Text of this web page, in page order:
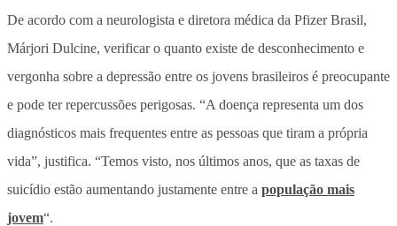
De acordo com a neurologista e diretora médica da Pfizer Brasil,
Márjori Dulcine, verificar o quanto existe de desconhecimento e
vergonha sobre a depressão entre os jovens brasileiros é preocupante
e pode ter repercussões perigosas. “A doença representa um dos
diagnósticos mais frequentes entre as pessoas que tiram a própria
vida”, justifica. “Temos visto, nos últimos anos, que as taxas de
suicídio estão aumentando justamente entre a população mais
jovem“.